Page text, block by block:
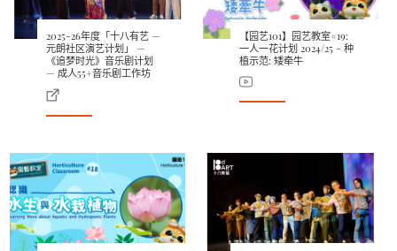
2025-26年度「十八有艺 —
元朗社区演艺计划」 —
《追梦时光》音乐剧计划
— 成人55+音乐剧工作坊
【园艺101】园艺教室#19:
一人一花计划 2024/25 - 种
植示范: 矮牵牛